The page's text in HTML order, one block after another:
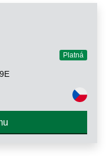
Platná